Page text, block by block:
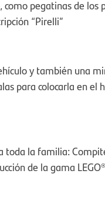
pegatinas de los
“Pirelli”
y también una
para colocarla en el
toda la familia:
de la gama